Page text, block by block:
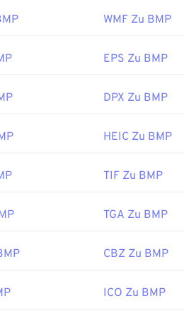
BMP (DIB) auf fast
. Wenn Sie die BMP-Datei in
Apple Preview,
win32/gdi/bitmaps
WMF Zu BMP
EPS Zu BMP
DPX Zu BMP
HEIC Zu BMP
TIF Zu BMP
TGA Zu BMP
CBZ Zu BMP
ICO Zu BMP